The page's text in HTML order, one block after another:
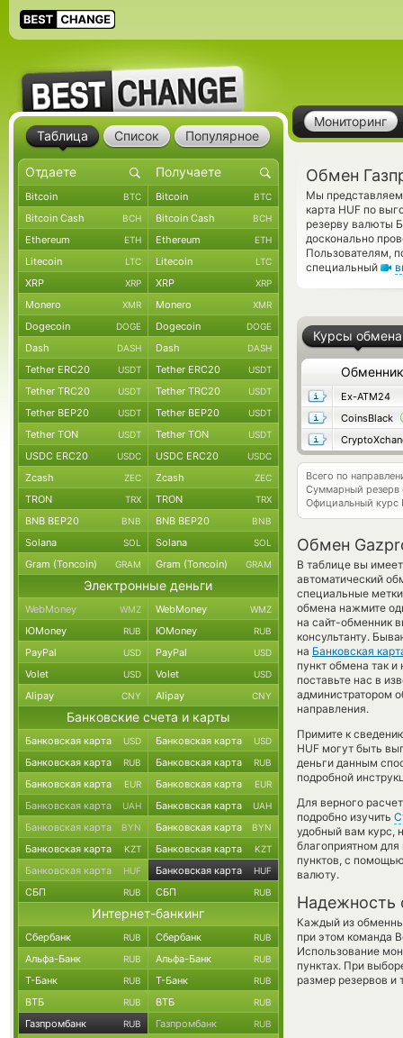
Мониторинг
Обмен
Мы представляем
карта HUF по
резерву валюты
досконально
Пользователям,
специальный
Курсы обмена
Обменник
Ex-ATM24
CoinsBlack
Всего по
Суммарный резерв
Официальный курс
Обмен
В таблице вы
автоматический
специальные
обмена нажмите
на сайт-обменник
консультанту.
на Банковская
пункт обмена так
поставьте нас в
администратором
направления.
Примите к
HUF могут быть
деньги данным
подробной
Для верного
подробно изучить
удобный вам курс,
благоприятном
пунктов, с
валюту.
Надежность
Каждый из
при этом команда
Использование
пунктах. При
размер резервов и
Таблица Список Популярное
Bitcoin BTC Bitcoin BTC
Bitcoin Cash BCH Bitcoin Cash BCH
Ethereum ETH Ethereum ETH
Litecoin LTC Litecoin LTC
XRP XRP XRP XRP
Monero XMR Monero XMR
Dogecoin DOGE Dogecoin DOGE
Dash DASH Dash DASH
Tether ERC20 USDT Tether ERC20 USDT
Tether TRC20 USDT Tether TRC20 USDT
Tether BEP20 USDT Tether BEP20 USDT
Tether TON USDT Tether TON USDT
USDC ERC20 USDC USDC ERC20 USDC
Zcash ZEC Zcash ZEC
TRON TRX TRON TRX
BNB BEP20 BNB BNB BEP20 BNB
Solana SOL Solana SOL
Gram (Toncoin) GRAM Gram (Toncoin) GRAM
Электронные деньги
WebMoney WMZ WebMoney WMZ
ЮMoney RUB ЮMoney RUB
PayPal USD PayPal USD
Volet USD Volet USD
Alipay CNY Alipay CNY
Банковские счета и карты
Банковская карта USD Банковская карта USD
Банковская карта RUB Банковская карта RUB
Банковская карта EUR Банковская карта EUR
Банковская карта UAH Банковская карта UAH
Банковская карта BYN Банковская карта BYN
Банковская карта KZT Банковская карта KZT
Банковская карта HUF Банковская карта HUF
СБП RUB СБП RUB
Интернет-банкинг
Сбербанк RUB Сбербанк RUB
Альфа-Банк RUB Альфа-Банк RUB
Т-Банк RUB Т-Банк RUB
ВТБ RUB ВТБ RUB
Газпромбанк RUB Газпромбанк RUB